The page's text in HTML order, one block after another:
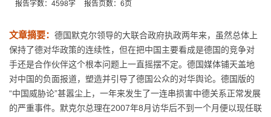
报告字数：4598字 报告页数：6页
文章摘要： 德国默克尔领导的大联合政府执政两年来，虽然总体上
保持了德对华政策的连续性，但在把中国主要看成是德国的竞争对
手还是合作伙伴这个根本问题上一直摇摆不定。德国媒体铺天盖地
对中国的负面报道，塑造并引导了德国公众的对华舆论。德国版的
“中国威胁论”甚嚣尘上，一年来发生了一连串损害中德关系正常发展
的严重事件。默克尔总理在2007年8月访华后不到一个月便以现任联